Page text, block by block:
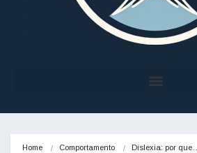
Home Comportamento Dislexia: por que…